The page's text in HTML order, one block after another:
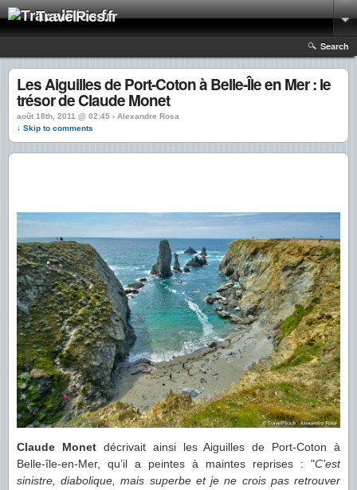
TravelPics.fr
Search
Les Aiguilles de Port-Coton à Belle-Île en Mer : le
trésor de Claude Monet
août 18th, 2011 @ 02:45 › Alexandre Rosa
↓ Skip to comments
Claude Monetdécrivait ainsi les Aiguilles de Port-Coton à
Belle-île-en-Mer, qu’il a peintes à maintes reprises : "C’est
sinistre, diabolique, mais superbe et je ne crois pas retrouver